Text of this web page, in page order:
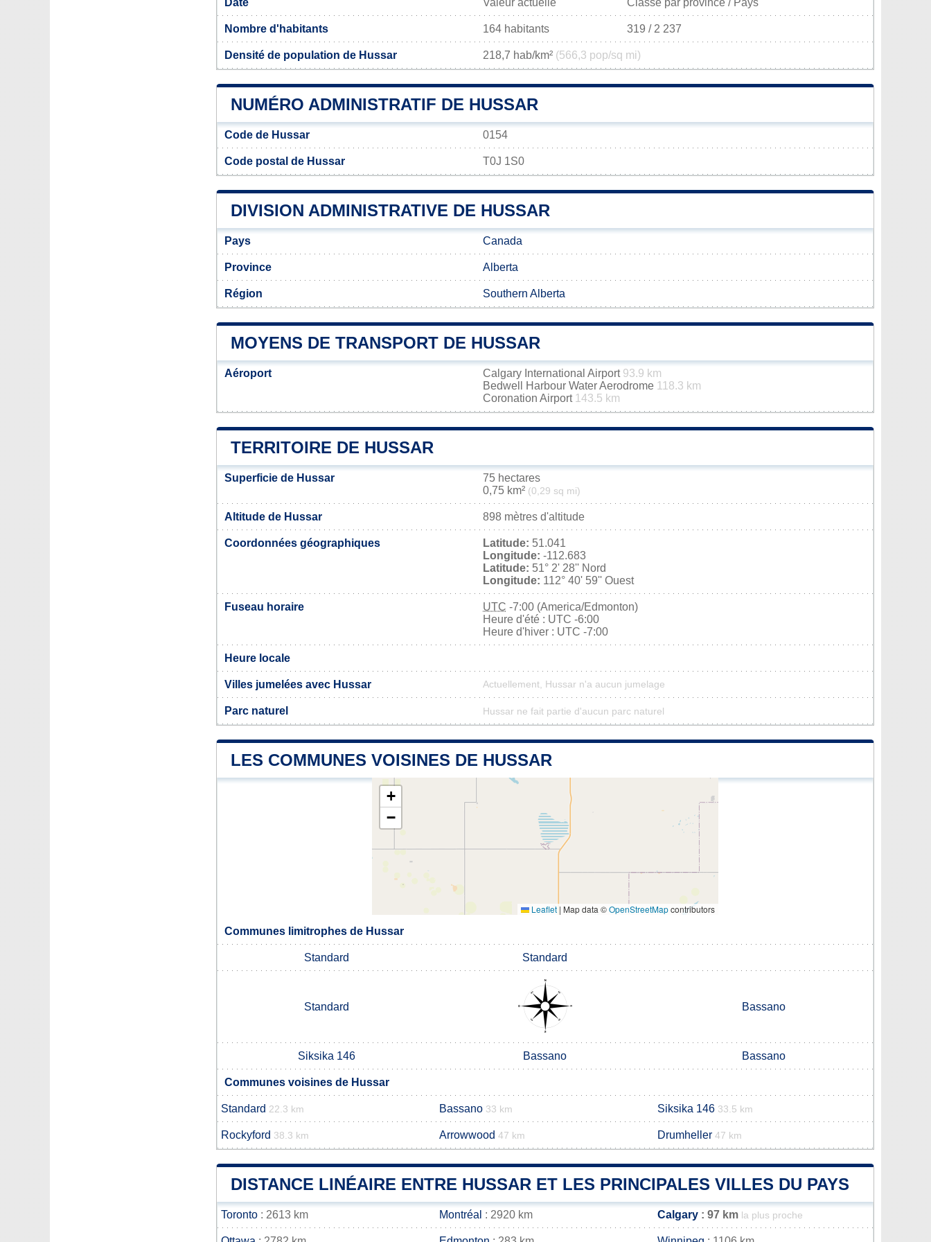
Date Valeur actuelle Classé par province / Pays
Nombre d'habitants 164 habitants 319 / 2 237
Densité de population de Hussar 218,7 hab/km² (566,3 pop/sq mi)
NUMÉRO ADMINISTRATIF DE HUSSAR
Code de Hussar 0154
Code postal de Hussar T0J 1S0
DIVISION ADMINISTRATIVE DE HUSSAR
Pays Canada
Province Alberta
Région Southern Alberta
MOYENS DE TRANSPORT DE HUSSAR
Aéroport Calgary International Airport 93.9 km
Bedwell Harbour Water Aerodrome 118.3 km
Coronation Airport 143.5 km
TERRITOIRE DE HUSSAR
Superficie de Hussar
75 hectares
0,75 km² (0,29 sq mi)
Altitude de Hussar 898 mètres d'altitude
Coordonnées géographiques Latitude: 51.041
Longitude: -112.683
Latitude: 51° 2' 28'' Nord
Longitude: 112° 40' 59'' Ouest
Fuseau horaire UTC -7:00 (America/Edmonton)
Heure d'été : UTC -6:00
Heure d'hiver : UTC -7:00
Heure locale
Villes jumelées avec Hussar Actuellement, Hussar n'a aucun jumelage
Parc naturel Hussar ne fait partie d'aucun parc naturel
LES COMMUNES VOISINES DE HUSSAR
+
−
Leaflet | Map data ©OpenStreetMapcontributors
Communes limitrophes de Hussar
Standard Standard
Standard Bassano
Siksika 146 Bassano Bassano
Communes voisines de Hussar
Standard 22.3 km Bassano 33 km Siksika 146 33.5 km
Rockyford 38.3 km Arrowwood 47 km Drumheller 47 km
DISTANCE LINÉAIRE ENTRE HUSSAR ET LES PRINCIPALES VILLES DU PAYS
Toronto : 2613 km Montréal : 2920 km Calgary : 97 km la plus proche